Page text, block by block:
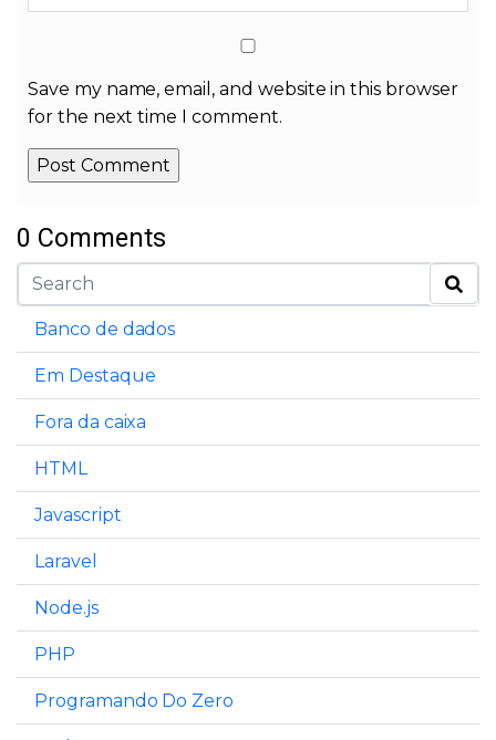
Save my name, email, and website in this browser
for the next time I comment.
Alternative:
0 Comments
Banco de dados
Em Destaque
Fora da caixa
HTML
Javascript
Laravel
Node.js
PHP
Programando Do Zero